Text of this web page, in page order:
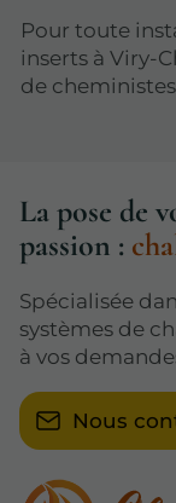
Pour toute
inserts à Viry-
de
La pose de
passion :
Spécialisée
systèmes de
à vos
Nous